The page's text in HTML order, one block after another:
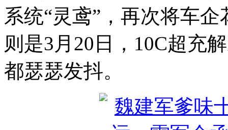
系统“灵鸢”，再次将车
则是3月20日，10C超充
都瑟瑟发抖。